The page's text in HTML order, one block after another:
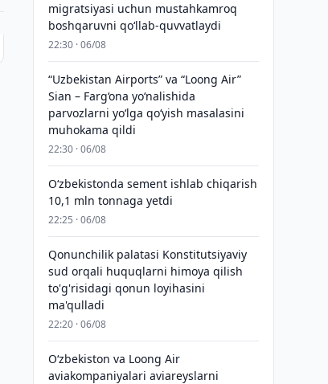
migratsiyasi uchun mustahkamroq
boshqaruvni qo‘llab-quvvatlaydi
22:30 · 06/08
“Uzbekistan Airports” va “Loong Air”
Sian – Farg‘ona yo‘nalishida
parvozlarni yo‘lga qo‘yish masalasini
muhokama qildi
22:30 · 06/08
O‘zbekistonda sement ishlab chiqarish
10,1 mln tonnaga yetdi
22:25 · 06/08
Qonunchilik palatasi Konstitutsiyaviy
sud orqali huquqlarni himoya qilish
to'g'risidagi qonun loyihasini
ma'qulladi
22:20 · 06/08
Oʻzbekiston va Loong Air
aviakompaniyalari aviareyslarni